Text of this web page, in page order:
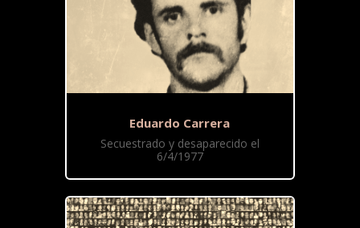
Eduardo Carrera
Secuestrado y desaparecido el
6/4/1977